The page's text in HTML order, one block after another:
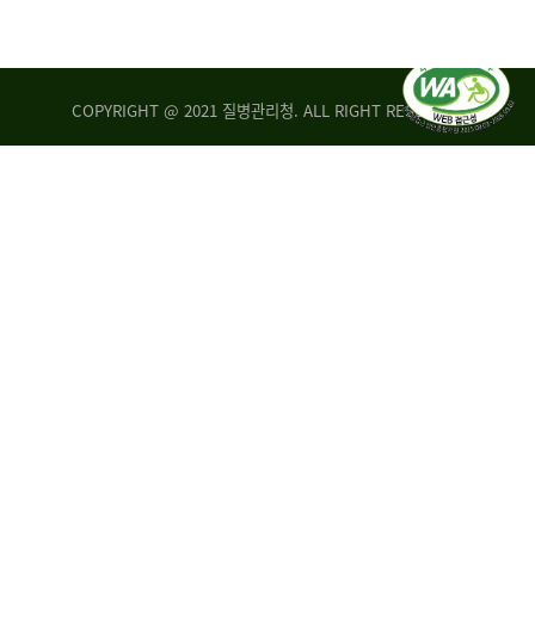
COPYRIGHT @ 2021 질병관리청. ALL RIGHT RESERVED